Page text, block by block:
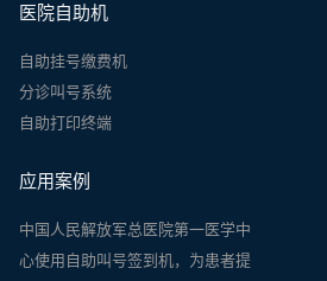
医院自助机
自助挂号缴费机
分诊叫号系统
自助打印终端
应用案例
中国人民解放军总医院第一医学中
心使用自助叫号签到机，为患者提